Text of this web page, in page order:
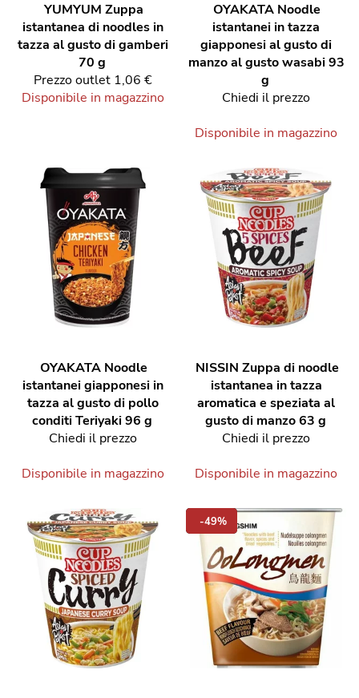
YUMYUM Zuppa
istantanea di noodles in
tazza al gusto di gamberi
70 g
Prezzo outlet 1,06 €
Disponibile in magazzino
OYAKATA Noodle
istantanei in tazza
giapponesi al gusto di
manzo al gusto wasabi 93
g
Chiedi il prezzo
Disponibile in magazzino
OYAKATA Noodle
istantanei giapponesi in
tazza al gusto di pollo
conditi Teriyaki 96 g
Chiedi il prezzo
Disponibile in magazzino
NISSIN Zuppa di noodle
istantanea in tazza
aromatica e speziata al
gusto di manzo 63 g
Chiedi il prezzo
Disponibile in magazzino
-49%